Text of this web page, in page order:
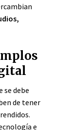
se debe
de tener
e